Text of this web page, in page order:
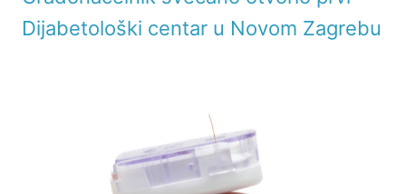
Dijabetološki centar u Novom Zagrebu